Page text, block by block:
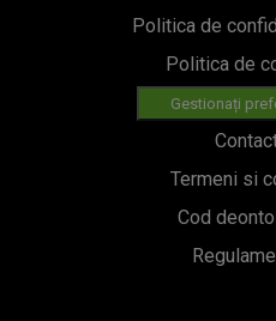
Politica de
Politica de
Gestionați
Termeni si
Cod